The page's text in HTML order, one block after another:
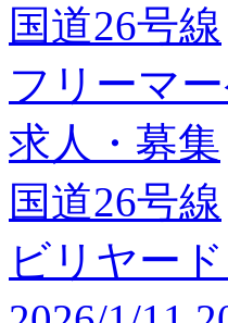
国道26号線
フリーマ
求人・募集
国道26号線
ビリヤー